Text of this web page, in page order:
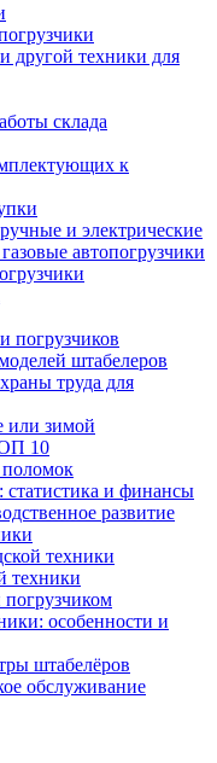
другой техники для
склада
к
и электрические
автопогрузчики
погрузчиков
штабелеров
труда для
или зимой
10
статистика и финансы
развитие
техники
техники
особенности и
штабелёров
обслуживание